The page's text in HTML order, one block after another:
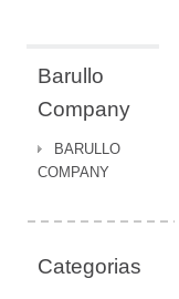
Barullo
Company
BARULLO
COMPANY
Categorias